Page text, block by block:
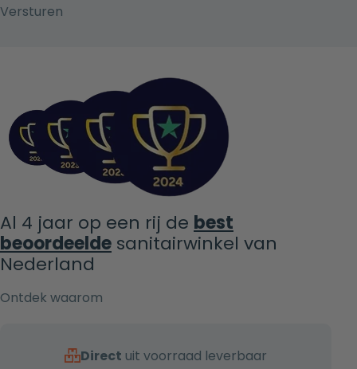
Al 4 jaar op een rij de best
beoordeelde sanitairwinkel van
Nederland
Ontdek waarom
Direct uit voorraad leverbaar